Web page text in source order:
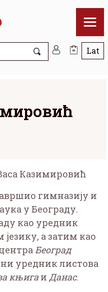
Казимировић
гимназију и
у Београду.
као уредник
а затим као
Београд
уредник листова
књига и Данас.